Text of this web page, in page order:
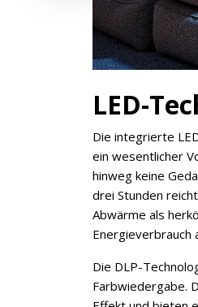
LED-
Die integrierte
ein wesentlicher
hinweg keine
drei Stunden
Abwärme als
Energieverbrauch
Die DLP-
Farbwiedergabe.